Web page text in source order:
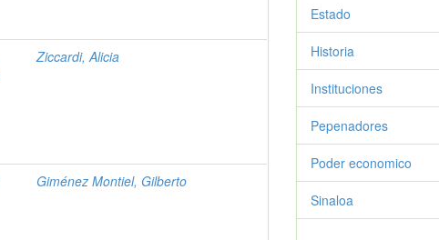
Ziccardi, Alicia
Giménez Montiel, Gilberto
Estado
Historia
Instituciones
Pepenadores
Poder economico
Sinaloa